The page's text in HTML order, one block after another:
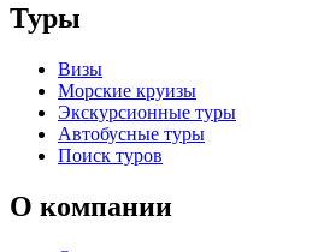
Туры
Визы
Морские круизы
Экскурсионные туры
Автобусные туры
Поиск туров
О компании